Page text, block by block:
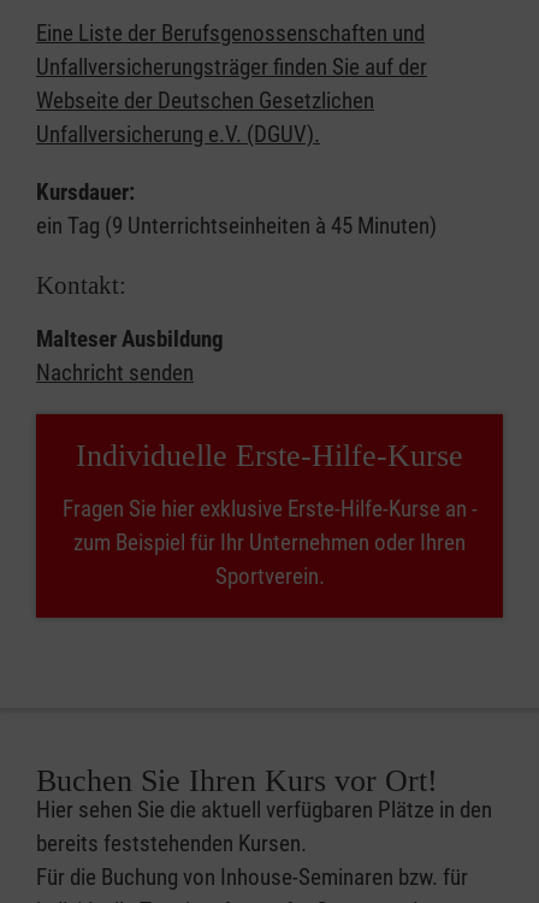
Eine Liste der Berufsgenossenschaften und
Unfallversicherungsträger finden Sie auf der
Webseite der Deutschen Gesetzlichen
Unfallversicherung e.V. (DGUV).
Kursdauer:
ein Tag (9 Unterrichtseinheiten à 45 Minuten)
Kontakt:
Malteser Ausbildung
Nachricht senden
Individuelle Erste-Hilfe-Kurse
Fragen Sie hier exklusive Erste-Hilfe-Kurse an -
zum Beispiel für Ihr Unternehmen oder Ihren
Sportverein.
Buchen Sie Ihren Kurs vor Ort!
Hier sehen Sie die aktuell verfügbaren Plätze in den
bereits feststehenden Kursen.
Für die Buchung von Inhouse-Seminaren bzw. für